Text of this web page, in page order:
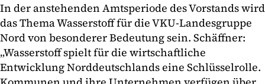
In der anstehenden Amtsperiode des Vorstands wird
das Thema Wasserstoff für die VKU-Landesgruppe
Nord von besonderer Bedeutung sein. Schäffner:
„Wasserstoff spielt für die wirtschaftliche
Entwicklung Norddeutschlands eine Schlüsselrolle.